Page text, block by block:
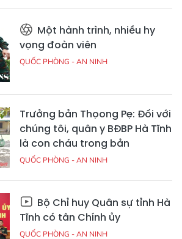
Một hành trình, nhiều hy
vọng đoàn viên
QUỐC PHÒNG - AN NINH
Trưởng bản Thọong Pẹ: Đối với
chúng tôi, quân y BĐBP Hà Tĩnh
là con cháu trong bản
QUỐC PHÒNG - AN NINH
Bộ Chỉ huy Quân sự tỉnh Hà
Tĩnh có tân Chính ủy
QUỐC PHÒNG - AN NINH